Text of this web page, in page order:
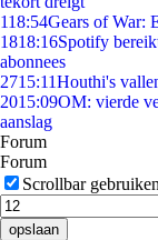
118:54Gears of War:
1818:16Spotify
abonnees
2715:11Houthi's
2015:09OM: vierde
aanslag
Forum
Forum
Scrollbar gebruiken
opslaan